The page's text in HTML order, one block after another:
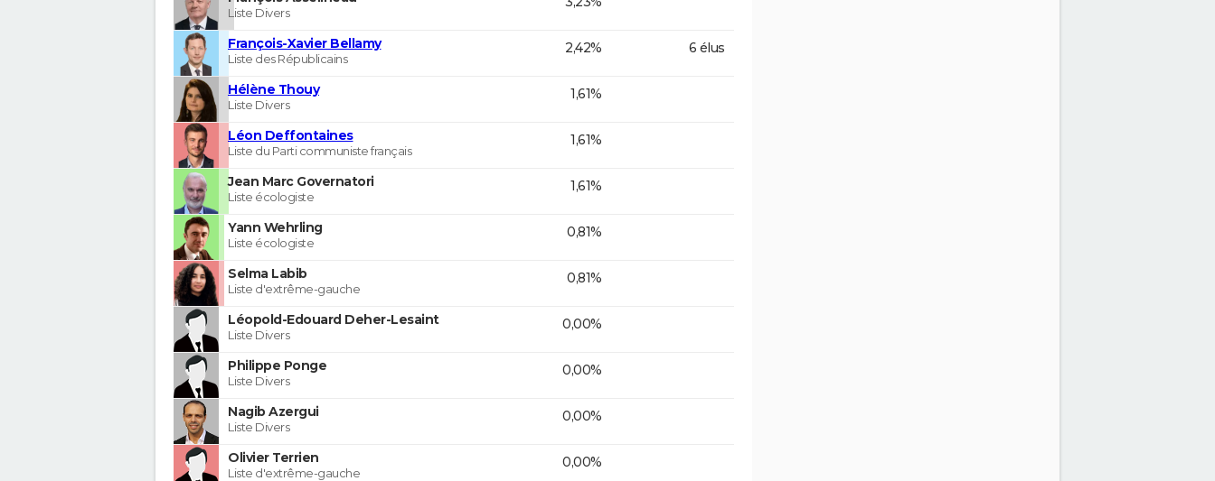
Liste Divers
François-Xavier Bellamy
Liste des Républicains
2,42% 6 élus
Hélène Thouy
Liste Divers
1,61%
Léon Deffontaines
Liste du Parti communiste français
1,61%
Jean Marc Governatori
Liste écologiste
1,61%
Yann Wehrling
Liste écologiste
0,81%
Selma Labib
Liste d'extrême-gauche
0,81%
Léopold-Edouard Deher-Lesaint
Liste Divers
0,00%
Philippe Ponge
Liste Divers
0,00%
Nagib Azergui
Liste Divers
0,00%
Olivier Terrien
Liste d'extrême-gauche
0,00%